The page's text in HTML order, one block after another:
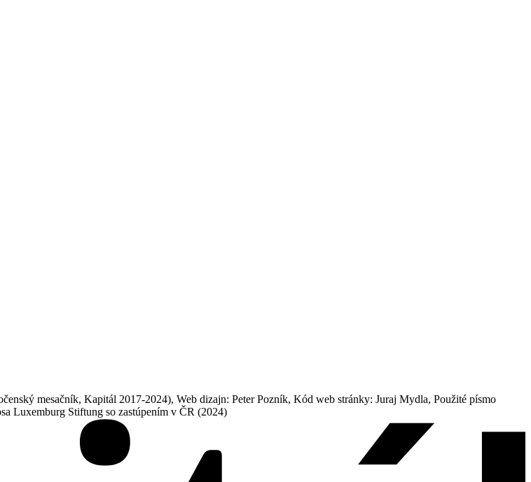
mesačník, Kapitál 2017-2024), Web dizajn: Peter Pozník, Kód web stránky: Juraj Mydla, Použité písmo
Luxemburg Stiftung so zastúpením v ČR (2024)